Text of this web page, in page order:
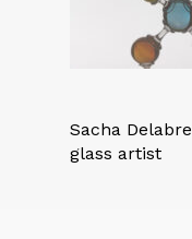
Sacha Delabre
glass artist